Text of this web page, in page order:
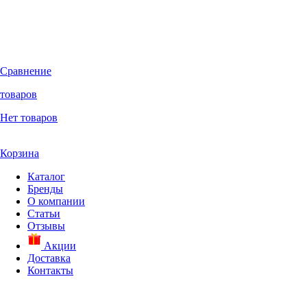
Сравнение
товаров
Нет товаров
Корзина
Каталог
Бренды
О компании
Статьи
Отзывы
Акции
Доставка
Контакты